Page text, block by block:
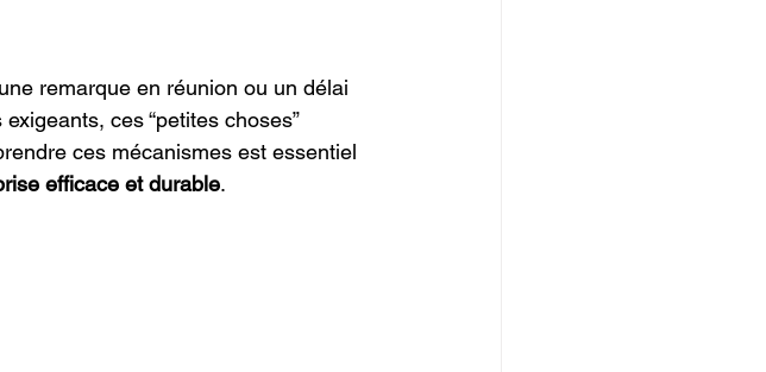
remarque en réunion ou un délai
ces “petites choses”
ces mécanismes est essentiel
efficace et durable.